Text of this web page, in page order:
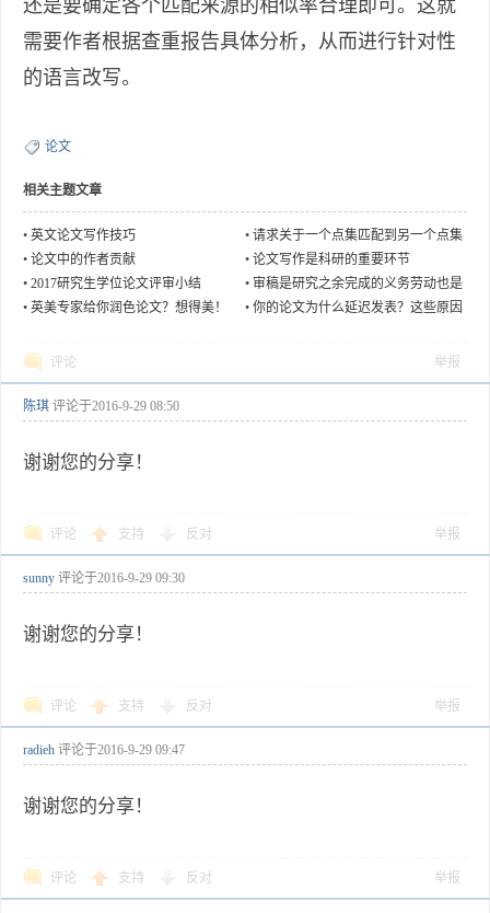
还是要确定各个匹配来源的相似率合理即可。这就
需要作者根据查重报告具体分析，从而进行针对性
的语言改写。
论文
相关主题文章
• 英文论文写作技巧 • 请求关于一个点集匹配到另一个点集
部分的相关论文或思路
• 论文中的作者贡献 • 论文写作是科研的重要环节
• 2017研究生学位论文评审小结 • 审稿是研究之余完成的义务劳动也是
一个学习交流的好机会
• 英美专家给你润色论文？想得美！ • 你的论文为什么延迟发表？这些原因
评论 举报
陈琪 评论于2016-9-29 08:50
谢谢您的分享！
评论 支持 反对 举报
sunny 评论于2016-9-29 09:30
谢谢您的分享！
评论 支持 反对 举报
radieh 评论于2016-9-29 09:47
谢谢您的分享！
评论 支持 反对 举报